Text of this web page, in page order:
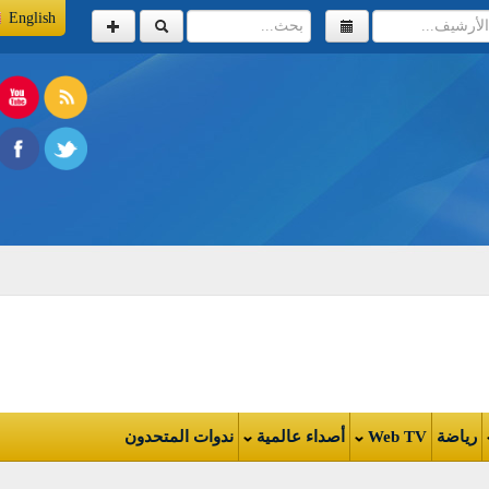
English
Web TV أصداء عالمية ندوات المتحدون